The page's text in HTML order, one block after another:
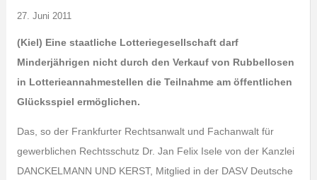
27. Juni 2011
(Kiel) Eine staatliche Lotteriegesellschaft darf
Minderjährigen nicht durch den Verkauf von Rubbellosen
in Lotterieannahmestellen die Teilnahme am öffentlichen
Glücksspiel ermöglichen.
Das, so der Frankfurter Rechtsanwalt und Fachanwalt für
gewerblichen Rechtsschutz Dr. Jan Felix Isele von der Kanzlei
DANCKELMANN UND KERST, Mitglied in der DASV Deutsche